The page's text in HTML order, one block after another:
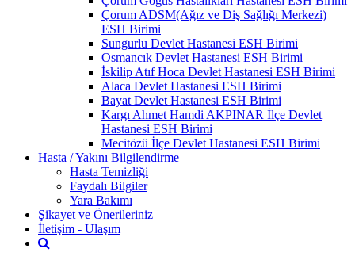
Çorum ADSM(Ağız ve Diş Sağlığı Merkezi)
ESH Birimi
Sungurlu Devlet Hastanesi ESH Birimi
Osmancık Devlet Hastanesi ESH Birimi
İskilip Atıf Hoca Devlet Hastanesi ESH Birimi
Alaca Devlet Hastanesi ESH Birimi
Bayat Devlet Hastanesi ESH Birimi
Kargı Ahmet Hamdi AKPINAR İlçe Devlet
Hastanesi ESH Birimi
Mecitözü İlçe Devlet Hastanesi ESH Birimi
Hasta / Yakını Bilgilendirme
Hasta Temizliği
Faydalı Bilgiler
Yara Bakımı
Şikayet ve Önerileriniz
İletişim - Ulaşım